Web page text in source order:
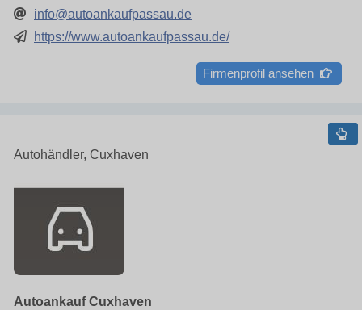
info@autoankaufpassau.de
https://www.autoankaufpassau.de/
Firmenprofil ansehen
Autohändler, Cuxhaven
Autoankauf Cuxhaven